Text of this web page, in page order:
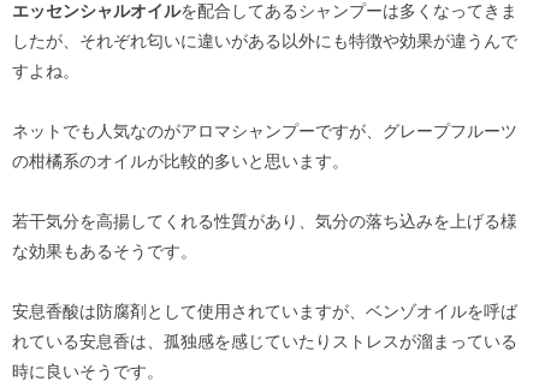
エッセンシャルオイルを配合してあるシャンプーは多くなってきま
したが、それぞれ匂いに違いがある以外にも特徴や効果が違うんで
すよね。
ネットでも人気なのがアロマシャンプーですが、グレープフルーツ
の柑橘系のオイルが比較的多いと思います。
若干気分を高揚してくれる性質があり、気分の落ち込みを上げる様
な効果もあるそうです。
安息香酸は防腐剤として使用されていますが、ベンゾオイルを呼ば
れている安息香は、孤独感を感じていたりストレスが溜まっている
時に良いそうです。